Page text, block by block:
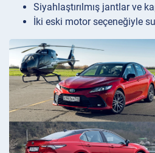
Siyahlaştırılmış jantlar ve
İki eski motor seçeneğiyle